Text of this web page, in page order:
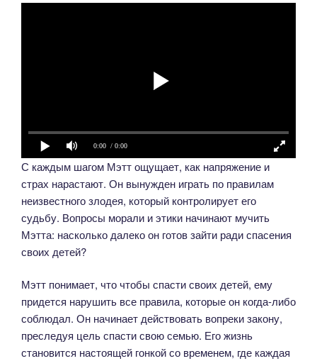
0:00 / 0:00
С каждым шагом Мэтт ощущает, как напряжение и
страх нарастают. Он вынужден играть по правилам
неизвестного злодея, который контролирует его
судьбу. Вопросы морали и этики начинают мучить
Мэтта: насколько далеко он готов зайти ради спасения
своих детей?
Мэтт понимает, что чтобы спасти своих детей, ему
придется нарушить все правила, которые он когда-либо
соблюдал. Он начинает действовать вопреки закону,
преследуя цель спасти свою семью. Его жизнь
становится настоящей гонкой со временем, где каждая